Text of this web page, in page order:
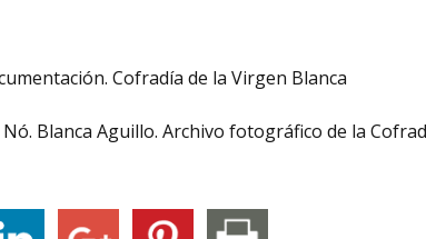
Cofradía de la Virgen Blanca
Blanca Aguillo. Archivo fotográfico de la